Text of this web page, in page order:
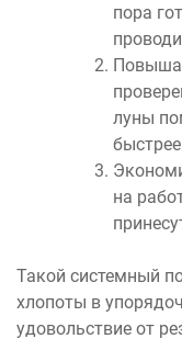
пора
луны
на
Такой системный
хлопоты в
удовольствие от